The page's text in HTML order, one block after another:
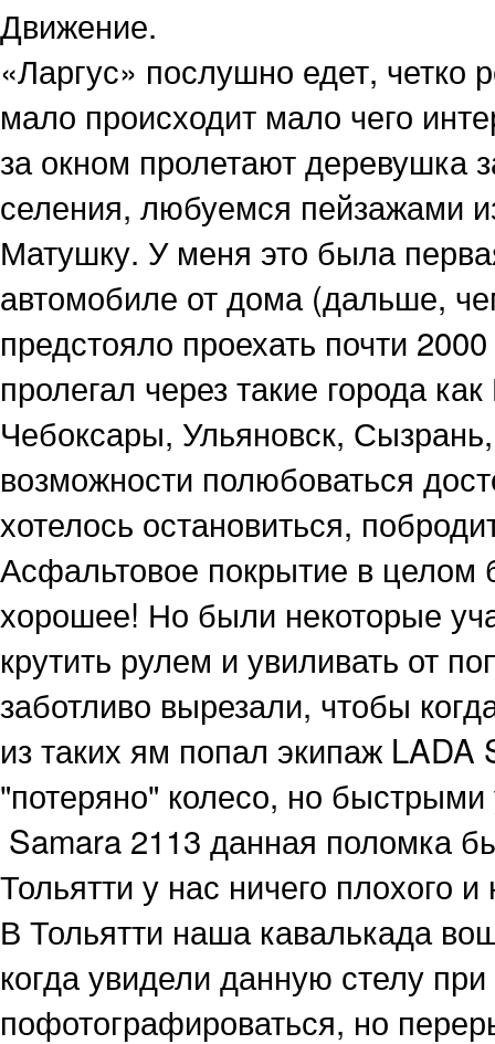
Движение.
«Ларгус» послушно едет, четко
мало происходит мало чего
за окном пролетают деревушка
селения, любуемся пейзажами
Матушку. У меня это была
автомобиле от дома (дальше,
предстояло проехать почти
пролегал через такие города
Чебоксары, Ульяновск,
возможности полюбоваться
хотелось остановиться,
Асфальтовое покрытие в
хорошее! Но были некоторые
крутить рулем и увиливать от
заботливо вырезали, чтобы
из таких ям попал экипаж
"потеряно" колесо, но
Samara 2113 данная поломка
Тольятти у нас ничего плохого
В Тольятти наша кавалькада
когда увидели данную стелу
пофотографироваться, но